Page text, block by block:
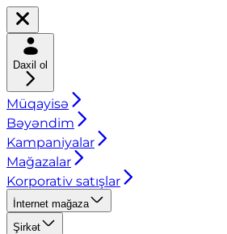
Daxil ol
Müqayisə
Bəyəndim
Kampaniyalar
Mağazalar
Korporativ satışlar
İnternet mağaza
Şirkət